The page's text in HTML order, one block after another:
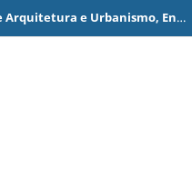
IGNIS: Periódico Científico de Arquitetura e Urbanismo, Engenharias e Tecnologia de Informação